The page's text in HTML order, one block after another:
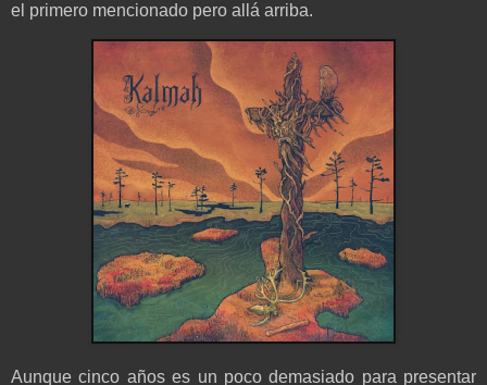
el primero mencionado pero allá arriba.
Aunque cinco años es un poco demasiado para presentar